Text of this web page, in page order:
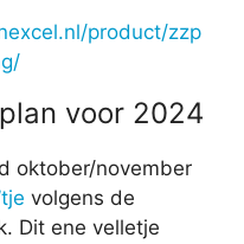
product/zzp
voor 2024
oktober/november
volgens de
Dit ene velletje